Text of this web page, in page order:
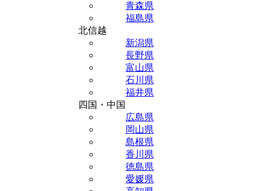
青森県
福島県
北信越
新潟県
長野県
富山県
石川県
福井県
四国・中国
広島県
岡山県
島根県
香川県
徳島県
愛媛県